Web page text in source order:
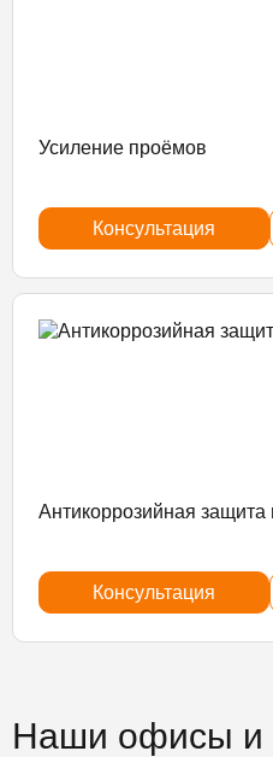
Усиление проёмов
Консультация
Антикоррозийная защита
Консультация
Наши офисы и